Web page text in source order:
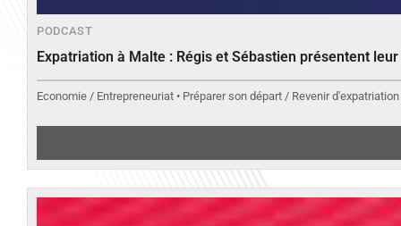
PODCAST
Expatriation à Malte : Régis et Sébastien présentent
Economie / Entrepreneuriat • Préparer son départ / Revenir d'expatriation